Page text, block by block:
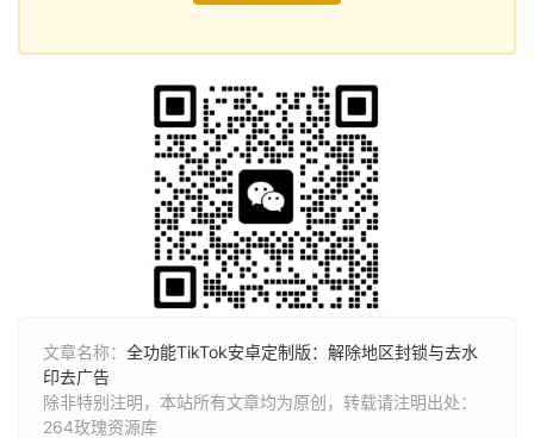
文章名称： 全功能TikTok安卓定制版：解除地区封锁与去水
印去广告
除非特别注明，本站所有文章均为原创，转载请注明出处：
264玫瑰资源库